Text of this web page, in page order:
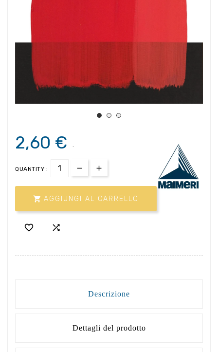
2,60 € .
QUANTITY :
 AGGIUNGI AL CARRELLO
 
Descrizione
Dettagli del prodotto